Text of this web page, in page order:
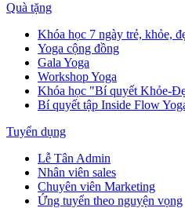
Quà tặng
Khóa học 7 ngày trẻ, khỏe,
Yoga cộng đồng
Gala Yoga
Workshop Yoga
Khóa học "Bí quyết Khỏe-
Bí quyết tập Inside Flow
Tuyển dụng
Lễ Tân Admin
Nhân viên sales
Chuyên viên Marketing
Ứng tuyển theo nguyện vọng